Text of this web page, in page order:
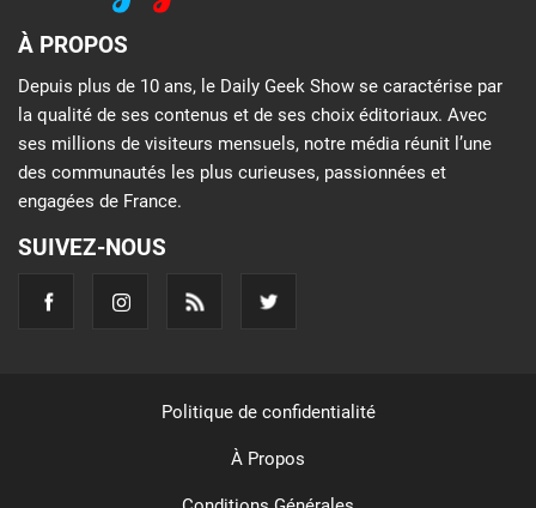
À PROPOS
Depuis plus de 10 ans, le Daily Geek Show se caractérise par
la qualité de ses contenus et de ses choix éditoriaux. Avec
ses millions de visiteurs mensuels, notre média réunit l’une
des communautés les plus curieuses, passionnées et
engagées de France.
SUIVEZ-NOUS
Politique de confidentialité
À Propos